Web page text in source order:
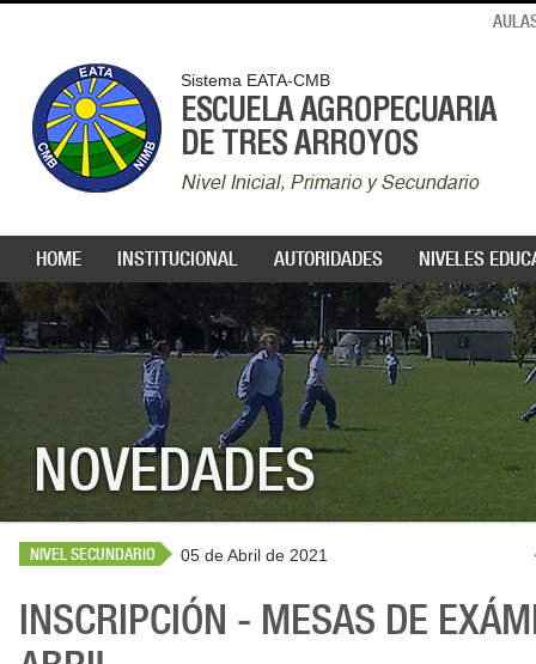
Sistema EATA-CMB
ESCUELA AGROPECUARIA
DE TRES ARROYOS
Nivel Inicial, Primario y Secundario
HOME INSTITUCIONAL AUTORIDADES NIVELES
NOVEDADES
NIVEL SECUNDARIO 05 de Abril de 2021
INSCRIPCIÓN - MESAS DE